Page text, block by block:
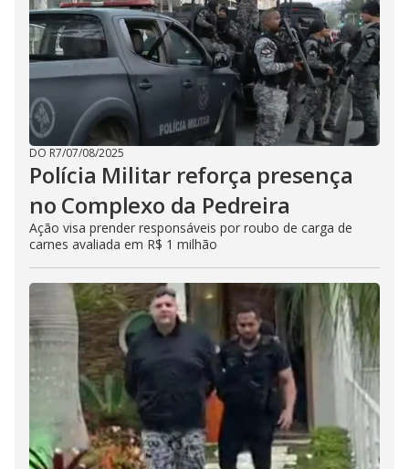
DO R7/07/08/2025
Polícia Militar reforça presença
no Complexo da Pedreira
Ação visa prender responsáveis por roubo de carga de
carnes avaliada em R$ 1 milhão